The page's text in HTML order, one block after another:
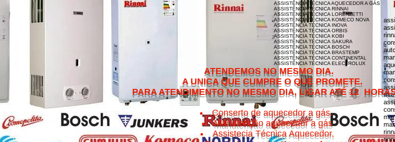
ASSISTÊNCIA TÉCNICA AQUECEDOR A GÁS
ASSISTÊNCIA TÉCNICA RINNAI
ASSISTÊNCIA TÉCNICA LORENZETTI
ASSISTÊNCIA TÉCNICA KOMECO NOVA
ASSISTÊNCIA TÉCNICA INOVA
ASSISTÊNCIA TÉCNICA ORBIS
ASSISTÊNCIA TÉCNICA KOBI
ASSISTÊNCIA TÉCNICA SAKURA
ASSISTÊNCIA TÉCNICA BOSCH
ASSISTÊNCIA TÉCNICA BRASTEMP
ASSISTÊNCIA TÉCNICA CONTINENTAL
ASSISTÊNCIA TÉCNICA ELECTROLUX
ATENDEMOS NO MESMO DIA.
A UNICA QUE CUMPRE O QUE PROMETE.
PARA ATENDIMENTO NO MESMO DIA, LIGAR ATÉ 12
Conserto de aquecedor a gás.
Manutenção aquecedor a gás
Assistecia Técnica Aquecedor,